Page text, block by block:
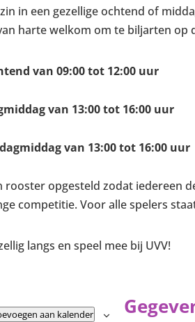
in een gezellige ochtend of
harte welkom om te biljarten op
van 09:00 tot 12:00 uur
van 13:00 tot 16:00 uur
van 13:00 tot 16:00 uur
rooster opgesteld zodat iedereen
competitie. Voor alle spelers
langs en speel mee bij UVV!
aan kalender